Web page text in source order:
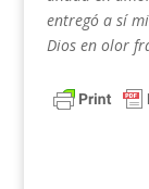
entregó a sí
Dios en olor